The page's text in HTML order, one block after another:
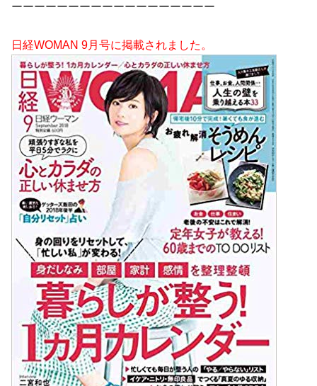
ーーーーーーーーーーーーーーーーーー
日経WOMAN 9月号に掲載されました。